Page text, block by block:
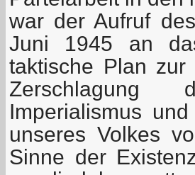
war der Aufruf
Juni 1945 an
taktische Plan
Zerschlagung
Imperialismus
unseres Volkes
Sinne der